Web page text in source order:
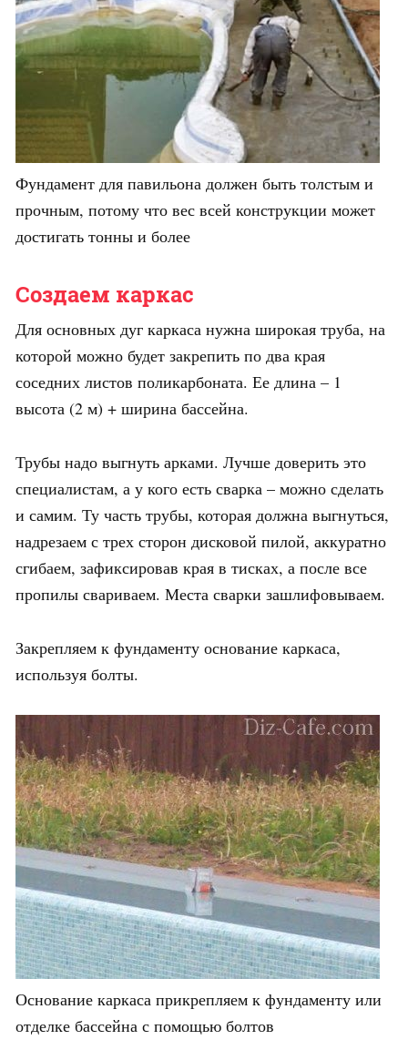
Фундамент для павильона должен быть толстым и
прочным, потому что вес всей конструкции может
достигать тонны и более
Создаем каркас
Для основных дуг каркаса нужна широкая труба, на
которой можно будет закрепить по два края
соседних листов поликарбоната. Ее длина – 1
высота (2 м) + ширина бассейна.
Трубы надо выгнуть арками. Лучше доверить это
специалистам, а у кого есть сварка – можно сделать
и самим. Ту часть трубы, которая должна выгнуться,
надрезаем с трех сторон дисковой пилой, аккуратно
сгибаем, зафиксировав края в тисках, а после все
пропилы свариваем. Места сварки зашлифовываем.
Закрепляем к фундаменту основание каркаса,
используя болты.
Основание каркаса прикрепляем к фундаменту или
отделке бассейна с помощью болтов